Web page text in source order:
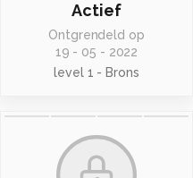
Actief
Ontgrendeld op
19 - 05 - 2022
level 1 - Brons